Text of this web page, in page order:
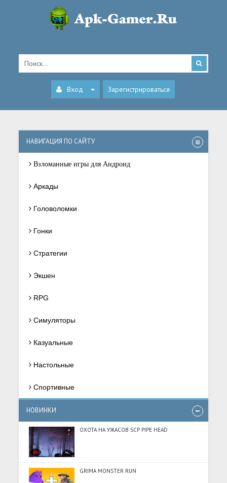
Вход Зарегистрироваться
НАВИГАЦИЯ ПО САЙТУ
Взломанные игры для Андроид
Аркады
Головоломки
Гонки
Стратегии
Экшен
RPG
Симуляторы
Казуальные
Настольные
Спортивные
НОВИНКИ
ОХОТА НА УЖАСОВ SCP PIPE HEAD
GRIMA MONSTER RUN